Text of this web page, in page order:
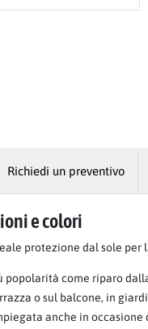
Richiedi un preventivo
e colori
protezione dal sole
popolarità come riparo
o sul balcone, in
anche in